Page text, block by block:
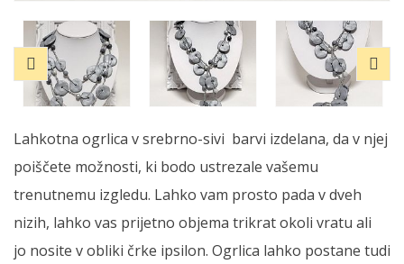
Lahkotna ogrlica v srebrno-sivi barvi izdelana, da v njej
poiščete možnosti, ki bodo ustrezale vašemu
trenutnemu izgledu. Lahko vam prosto pada v dveh
nizih, lahko vas prijetno objema trikrat okoli vratu ali
jo nosite v obliki črke ipsilon. Ogrlica lahko postane tudi